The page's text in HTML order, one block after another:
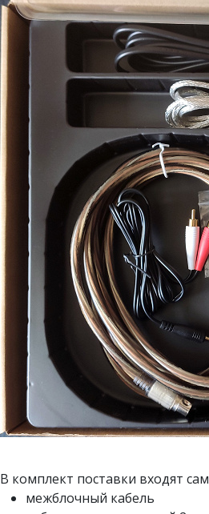
В комплект поставки входят
межблочный кабель